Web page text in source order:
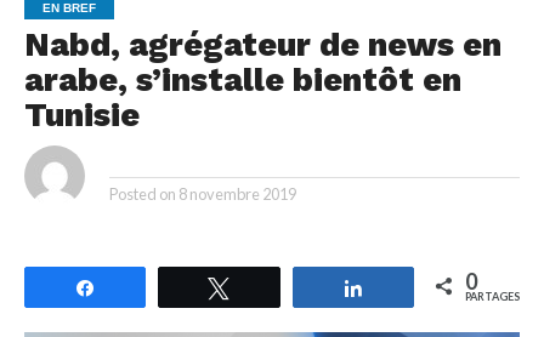
EN BREF
Nabd, agrégateur de news en
arabe, s’installe bientôt en
Tunisie
Posted on 8 novembre 2019
Partagez 0
PARTAGES